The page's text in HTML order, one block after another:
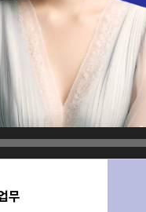
무